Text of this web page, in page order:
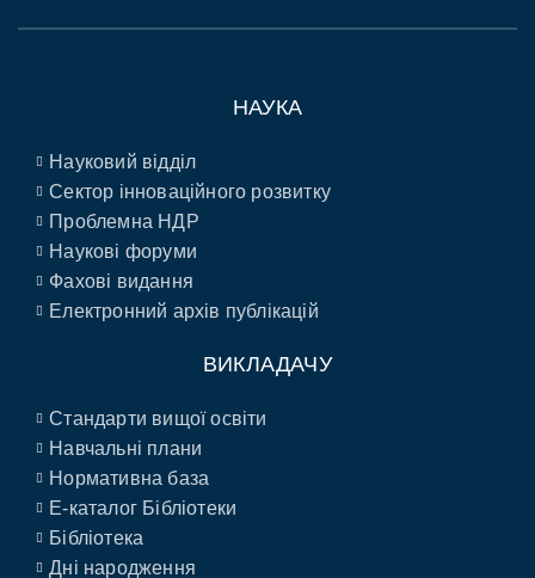
НАУКА
Науковий відділ
Сектор інноваційного розвитку
Проблемна НДР
Наукові форуми
Фахові видання
Електронний архів публікацій
ВИКЛАДАЧУ
Стандарти вищої освіти
Навчальні плани
Нормативна база
E-каталог Бібліотеки
Бібліотека
Дні народження